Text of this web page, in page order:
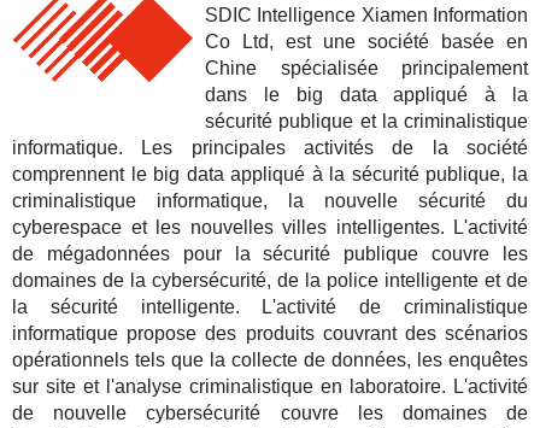
SDIC Intelligence Xiamen Information
Co Ltd, est une société basée en
Chine spécialisée principalement
dans le big data appliqué à la
sécurité publique et la criminalistique
informatique. Les principales activités de la société
comprennent le big data appliqué à la sécurité publique, la
criminalistique informatique, la nouvelle sécurité du
cyberespace et les nouvelles villes intelligentes. L'activité
de mégadonnées pour la sécurité publique couvre les
domaines de la cybersécurité, de la police intelligente et de
la sécurité intelligente. L'activité de criminalistique
informatique propose des produits couvrant des scénarios
opérationnels tels que la collecte de données, les enquêtes
sur site et l'analyse criminalistique en laboratoire. L'activité
de nouvelle cybersécurité couvre les domaines de